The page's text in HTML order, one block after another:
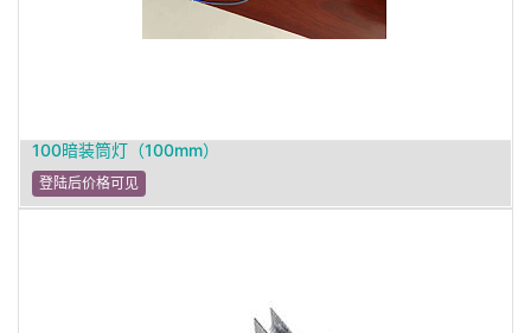
100暗装筒灯（100mm）
登陆后价格可见